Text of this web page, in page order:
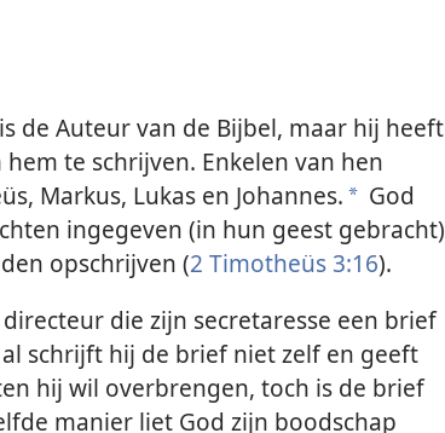
de Auteur van de Bijbel, maar hij heeft
te schrijven. Enkelen van hen
Markus, Lukas en Johannes. a God
ingegeven (in hun geest gebracht)
opschrijven (2 Timotheüs 3:16).
die zijn secretaresse een brief
schrijft hij de brief niet zelf en geeft
hij wil overbrengen, toch is de brief
manier liet God zijn boodschap